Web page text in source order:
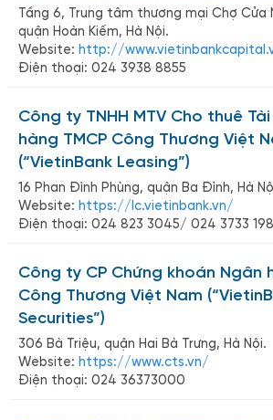
Tầng 6, Trung tâm thương mại Chợ Cửa
quận Hoàn Kiếm, Hà Nội.
Website: http://
Điện thoại: 024 3938 8855
Công ty TNHH MTV Cho thuê
hàng TMCP Công Thương Việt
(“VietinBank Leasing”)
16 Phan Đình Phùng, quận Ba Đình, Hà
Website: https://lc.vietinbank.vn/
Điện thoại: 024 823 3045/ 024 3733
Công ty CP Chứng khoán Ngân
Công Thương Việt Nam
Securities”)
306 Bà Triệu, quận Hai Bà Trưng, Hà Nội.
Website: https://www.cts.vn/
Điện thoại: 024 36373000